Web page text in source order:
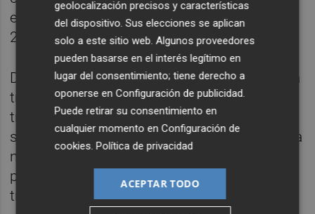
entre 7 y 9 millones de euros entre 2004 y
2010.
Dos de los principales protagonistas de esta
trama han reconocido su participación en la
trama corrupta, aunque "Chanín" aguantó
seis largas sesiones de declaración y Cuesta
nueve, hasta que las partes empezaron a
preguntarle por su pareja, una supuesta
traductora rumana con la que convivía.
geolocalización precisos y características
del dispositivo. Sus elecciones se aplican
solo a este sitio web. Algunos proveedores
pueden basarse en el interés legítimo en
lugar del consentimiento; tiene derecho a
oponerse enConfiguración de publicidad.
Puede retirar su consentimiento en
cualquier momento enConfiguración de
cookies.Política de privacidad
ACEPTAR TODO